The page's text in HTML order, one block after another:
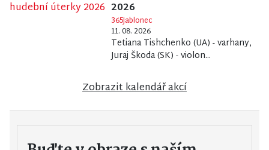
2026
365Jablonec
11. 08. 2026
Tetiana Tishchenko (UA) - varhany,
Juraj Škoda (SK) - violon...
Zobrazit kalendář akcí